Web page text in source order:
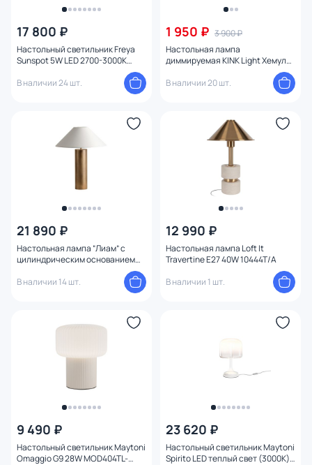
17 800 ₽
Настольный светильник Freya
Sunspot 5W LED 2700-3000K
В наличии 24 шт.
1 950 ₽ 3 900 ₽
Настольная лампа
диммируемая KINK Light Хемуль
В наличии 20 шт.
21 890 ₽
Настольная лампа “Лиам” с
цилиндрическим основанием
Лувр Дома E27 40W BD-3168714
В наличии 14 шт.
12 990 ₽
Настольная лампа Loft It
Travertine E27 40W 10444T/A
В наличии 1 шт.
9 490 ₽
Настольный светильник Maytoni
Omaggio G9 28W MOD404TL-
23 620 ₽
Настольный светильник Maytoni
Spirito LED теплый свет (3000К)